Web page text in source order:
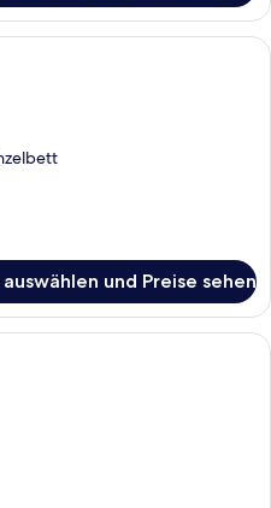
Ein Hotelzimmer mit zwei Betten,
und Preise sehen
Ein Hotelzimmer mit Bett,